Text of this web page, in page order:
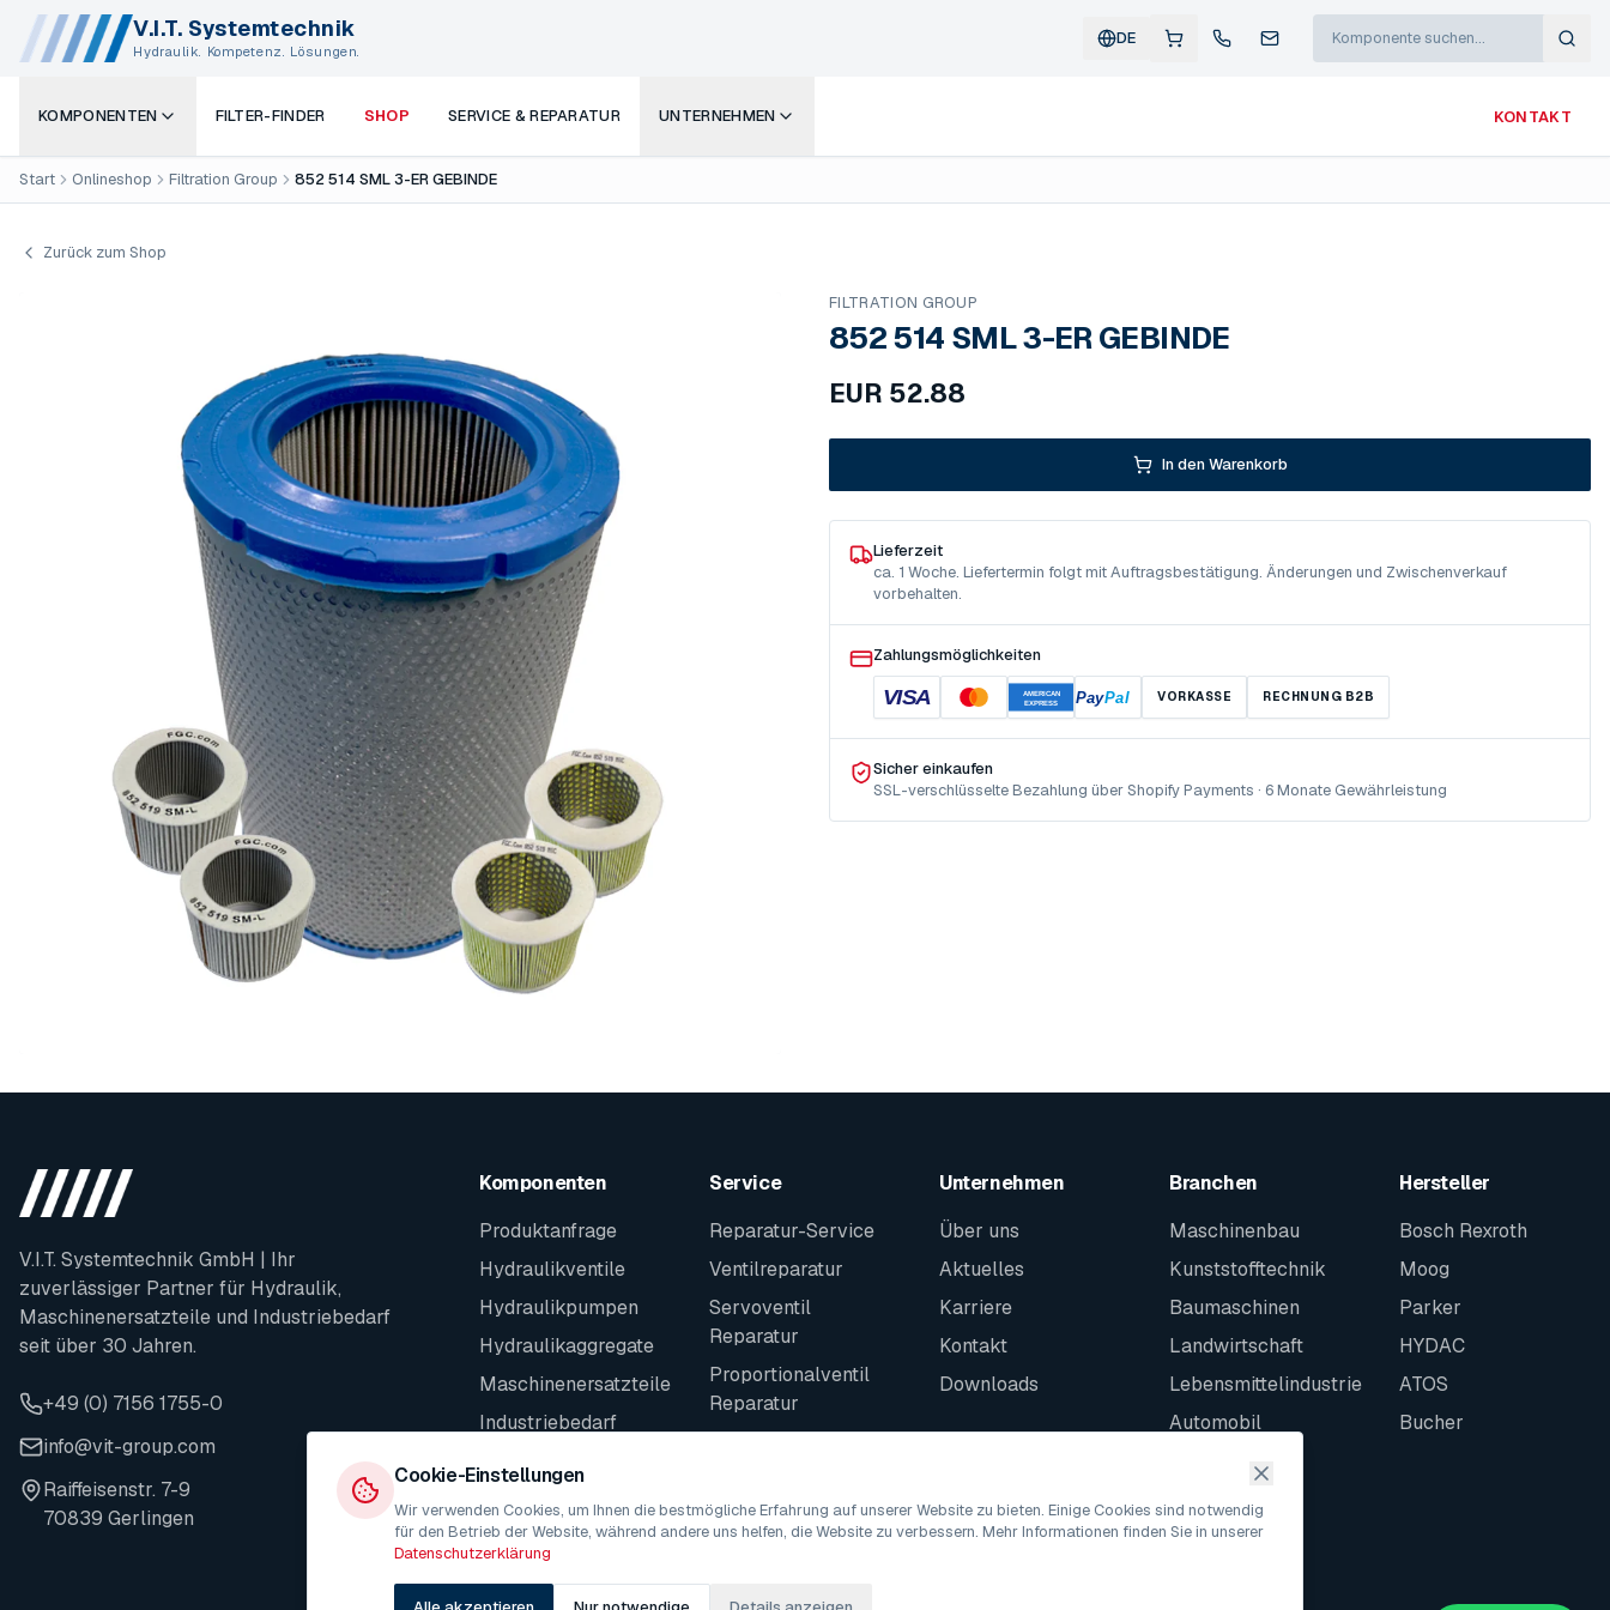
V.I.T. Systemtechnik
Hydraulik. Kompetenz. Lösungen.
DE
KOMPONENTEN FILTER-FINDER SHOP SERVICE & REPARATUR UNTERNEHMEN KONTAKT
Start Onlineshop Filtration Group 852 514 SML 3-ER GEBINDE
Zurück zum Shop
FILTRATION GROUP
852 514 SML 3-ER GEBINDE
EUR 52.88
In den Warenkorb
Lieferzeit
ca. 1 Woche. Liefertermin folgt mit Auftragsbestätigung. Änderungen und Zwischenverkauf
vorbehalten.
Zahlungsmöglichkeiten
VISA
AMERICAN
EXPRESS
PayPal VORKASSE RECHNUNG B2B
Sicher einkaufen
SSL-verschlüsselte Bezahlung über Shopify Payments · 6 Monate Gewährleistung
V.I.T. Systemtechnik GmbH | Ihr
zuverlässiger Partner für Hydraulik,
Maschinenersatzteile und Industriebedarf
seit über 30 Jahren.
+49 (0) 7156 1755-0
info@vit-group.com
Raiffeisenstr. 7-9
70839 Gerlingen
Komponenten
Produktanfrage
Hydraulikventile
Hydraulikpumpen
Hydraulikaggregate
Maschinenersatzteile
Industriebedarf
Service
Reparatur-Service
Ventilreparatur
Servoventil
Reparatur
Proportionalventil
Reparatur
Unternehmen
Über uns
Aktuelles
Karriere
Kontakt
Downloads
Branchen
Maschinenbau
Kunststofftechnik
Baumaschinen
Landwirtschaft
Lebensmittelindustrie
Automobil
Intralogistik
Hersteller
Bosch Rexroth
Moog
Parker
HYDAC
ATOS
Bucher
Cookie-Einstellungen
Wir verwenden Cookies, um Ihnen die bestmögliche Erfahrung auf unserer Website zu bieten. Einige Cookies sind notwendig
für den Betrieb der Website, während andere uns helfen, die Website zu verbessern. Mehr Informationen finden Sie in unserer
Datenschutzerklärung